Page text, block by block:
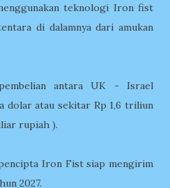
teknologi Iron fist
di dalamnya dari amukan
antara UK - Israel
dolar atau sekitar Rp 1,6 triliun
rupiah ).
Iron Fist siap mengirim
2027.